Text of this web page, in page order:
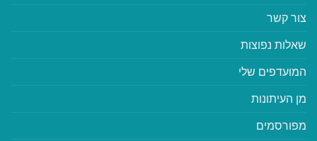
צור קשר
שאלות נפוצות
המועדפים שלי
מן העיתונות
מפורסמים